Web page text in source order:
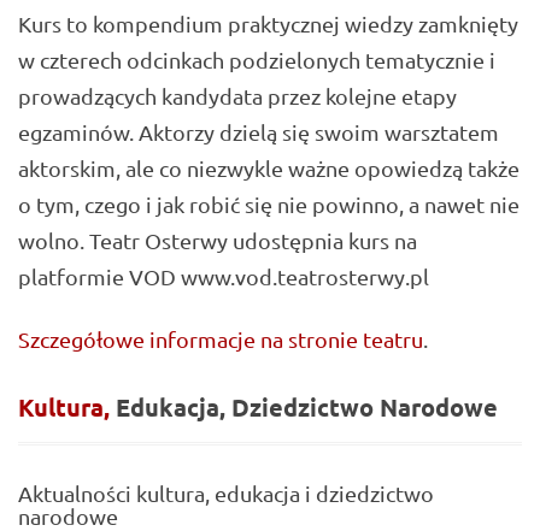
Kurs to kompendium praktycznej wiedzy zamknięty
w czterech odcinkach podzielonych tematycznie i
prowadzących kandydata przez kolejne etapy
egzaminów. Aktorzy dzielą się swoim warsztatem
aktorskim, ale co niezwykle ważne opowiedzą także
o tym, czego i jak robić się nie powinno, a nawet nie
wolno. Teatr Osterwy udostępnia kurs na
platformie VOD www.vod.teatrosterwy.pl
Szczegółowe informacje na stronie teatru.
Kultura, Edukacja, Dziedzictwo Narodowe
Aktualności kultura, edukacja i dziedzictwo
narodowe